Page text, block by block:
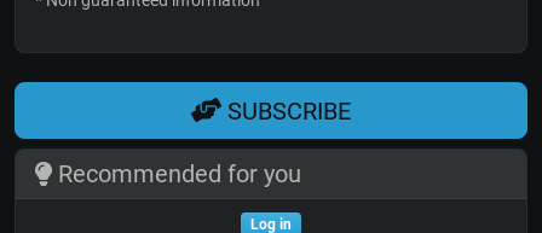
SUBSCRIBE
Recommended for you
Log in